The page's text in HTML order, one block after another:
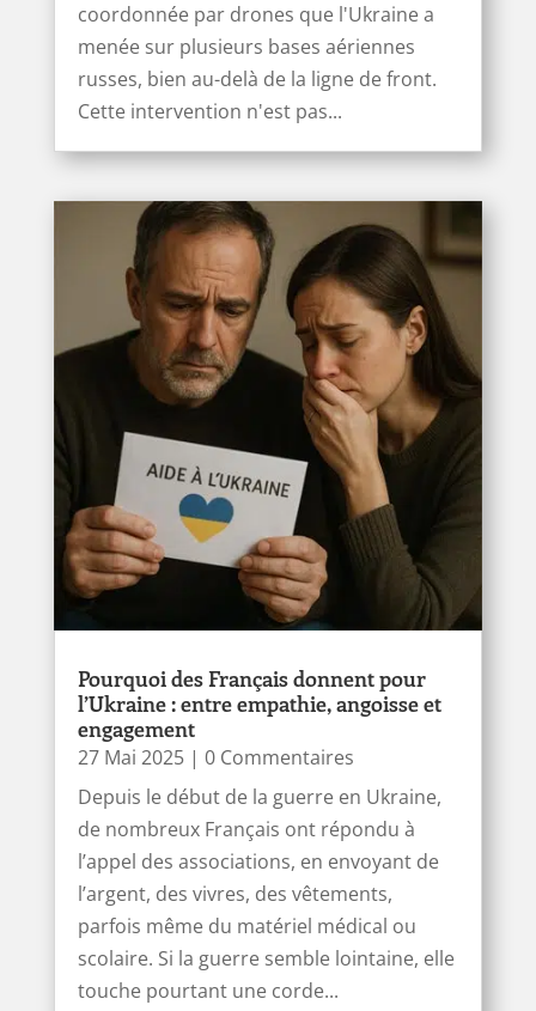
coordonnée par drones que l'Ukraine a
menée sur plusieurs bases aériennes
russes, bien au-delà de la ligne de front.
Cette intervention n'est pas...
Pourquoi des Français donnent pour
l’Ukraine : entre empathie, angoisse et
engagement
27 Mai 2025| 0 Commentaires
Depuis le début de la guerre en Ukraine,
de nombreux Français ont répondu à
l’appel des associations, en envoyant de
l’argent, des vivres, des vêtements,
parfois même du matériel médical ou
scolaire. Si la guerre semble lointaine, elle
touche pourtant une corde...